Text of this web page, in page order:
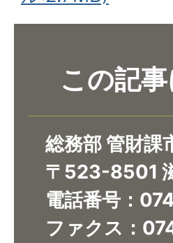
この記
総務部 管財課
〒523-8501
電話番号：
ファクス：